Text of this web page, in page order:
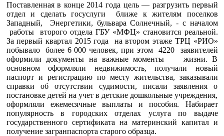
Поставленная в конце 2014 года цель — разгрузить первый
отдел и сделать госуслуги ближе к жителям поселков
Западный, Энергетики, бульвара Солнечный, - с началом
работы второго отдела ГБУ «МФЦ» становится реальной.
За первый квартал 2015 года на втором этаже ТРЦ «РИО»
побывало более 6 000 человек, при этом 4220 заявителей
оформили документы на важные моменты жизни. В
основном оформляли недвижимость, получали новый
паспорт и регистрацию по месту жительства, заказывали
справки об отсутствии судимости, писали заявления о
постановке детей на учет в детские дошкольные учреждения,
оформляли ежемесячные выплаты и пособия. Набирает
популярность в городских отделах услуга по выдаче
государственного сертификата на материнский капитал и
получение загранпаспорта старого образца.